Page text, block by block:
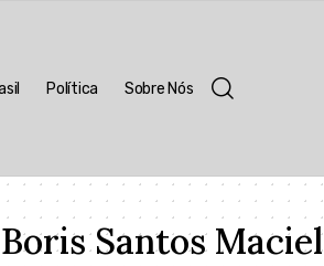
Política Sobre Nós
Santos Maciel